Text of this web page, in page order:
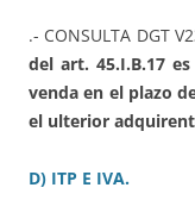
.- CONSULTA DGT
del art. 45.I.B.17
venda en el plazo
el ulterior
D) ITP E IVA.